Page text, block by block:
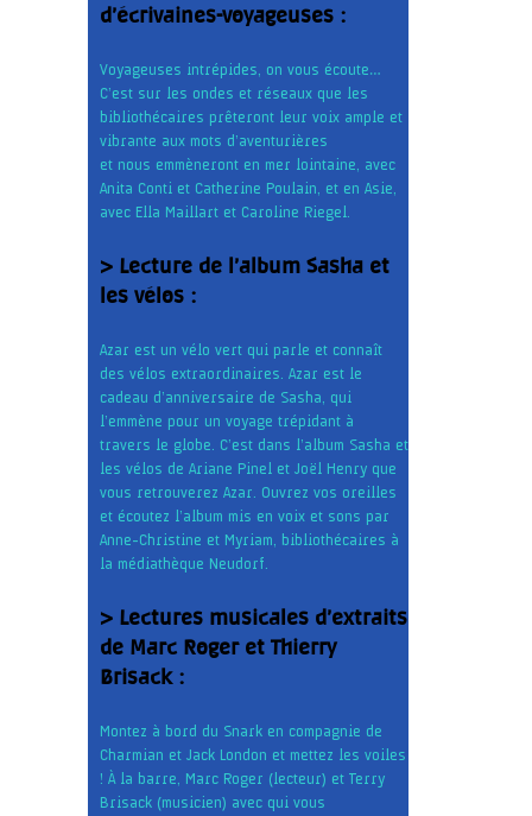
d’écrivaines-voyageuses :
Voyageuses intrépides, on vous écoute…
C’est sur les ondes et réseaux que les
bibliothécaires prêteront leur voix ample et
vibrante aux mots d’aventurières
et nous emmèneront en mer lointaine, avec
Anita Conti et Catherine Poulain, et en Asie,
avec Ella Maillart et Caroline Riegel.
> Lecture de l’album Sasha et
les vélos :
Azar est un vélo vert qui parle et connaît
des vélos extraordinaires. Azar est le
cadeau d’anniversaire de Sasha, qui
l’emmène pour un voyage trépidant à
travers le globe. C’est dans l’album Sasha et
les vélos de Ariane Pinel et Joël Henry que
vous retrouverez Azar. Ouvrez vos oreilles
et écoutez l’album mis en voix et sons par
Anne-Christine et Myriam, bibliothécaires à
la médiathèque Neudorf.
> Lectures musicales d’extraits
de Marc Roger et Thierry
Brisack :
Montez à bord du Snark en compagnie de
Charmian et Jack London et mettez les voiles
! À la barre, Marc Roger (lecteur) et Terry
Brisack (musicien) avec qui vous